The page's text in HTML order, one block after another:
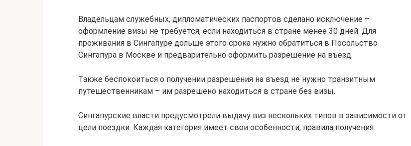
Владельцам служебных, дипломатических паспортов сделано исключение –
оформление визы не требуется, если находиться в стране менее 30 дней. Для
проживания в Сингапуре дольше этого срока нужно обратиться в Посольство
Сингапура в Москве и предварительно оформить разрешение на въезд.
Также беспокоиться о получении разрешения на въезд не нужно транзитным
путешественникам – им разрешено находиться в стране без визы.
Сингапурские власти предусмотрели выдачу виз нескольких типов в зависимости от
цели поездки. Каждая категория имеет свои особенности, правила получения.